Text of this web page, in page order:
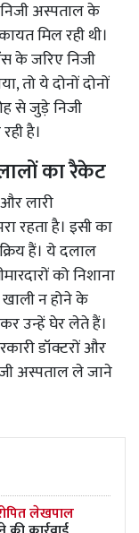
अस्पताल के
मिल रही थी।
के जरिए निजी
तो ये दोनों दोनों
से जुड़े निजी
है।
का रैकेट
लारी
रहता है। इसी का
हैं। ये दलाल
को निशाना
न होने के
उन्हें घेर लेते हैं।
डॉक्टरों और
अस्पताल ले जाने
लेखपाल